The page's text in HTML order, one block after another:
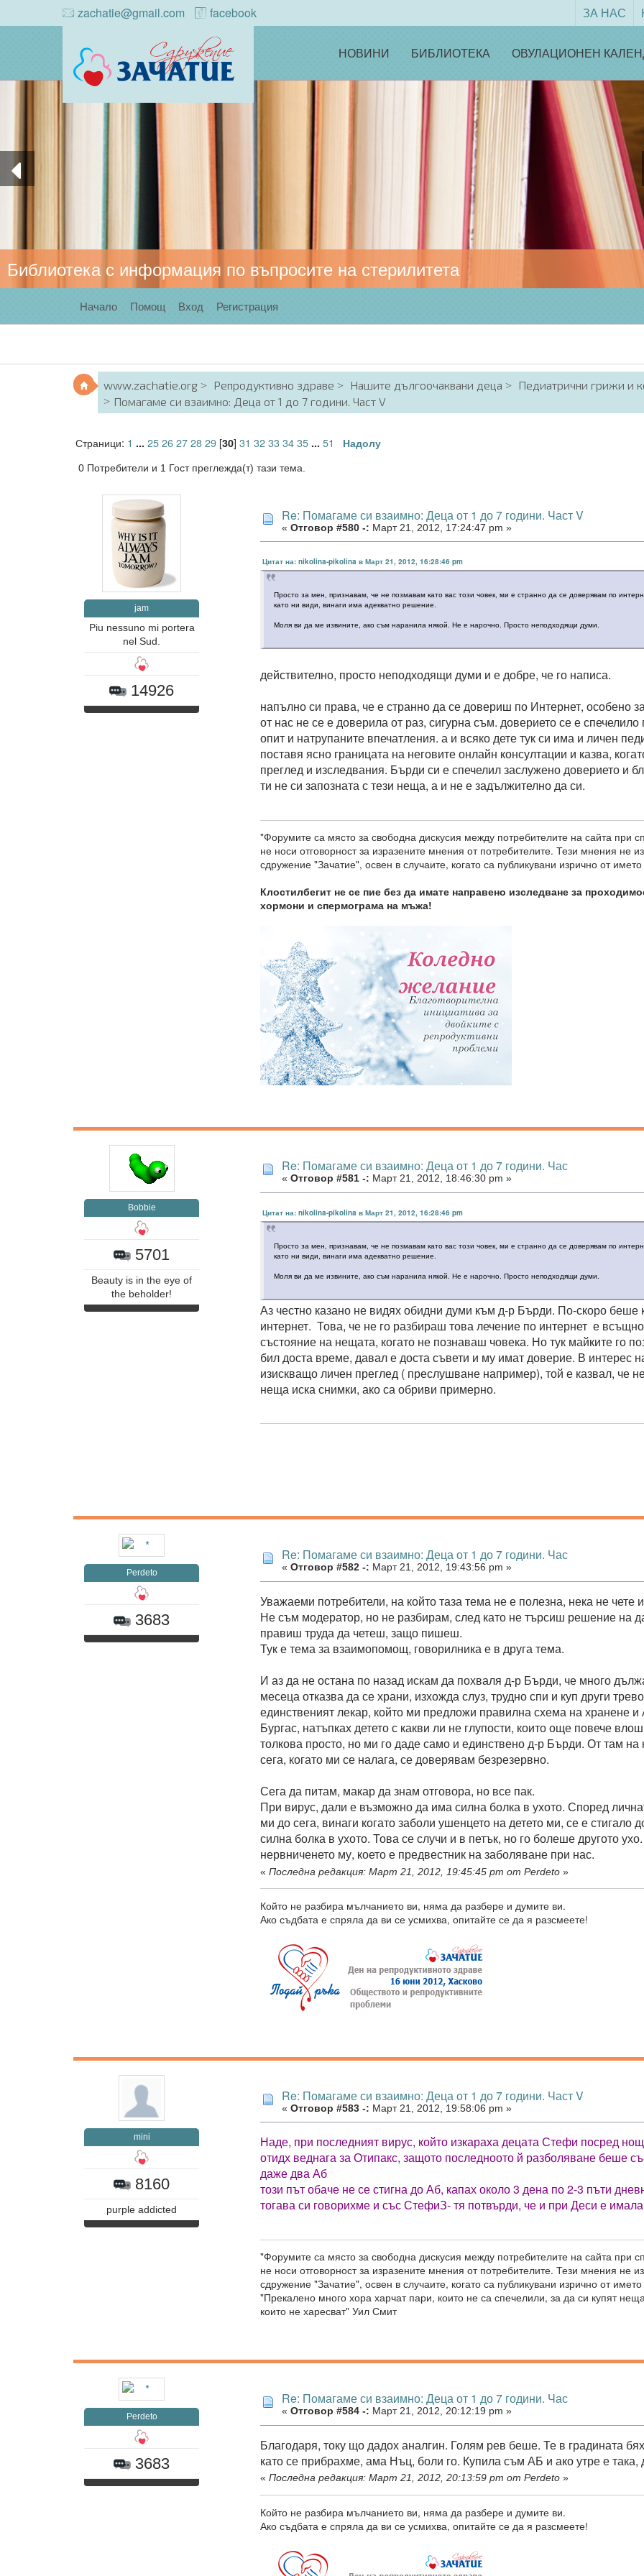
zachatie@gmail.com facebook ЗА НАС
НОВИНИ БИБЛИОТЕКА ОВУЛАЦИОНЕН
Библиотека с информация по въпросите на стерилитета
Начало Помощ Вход Регистрация
www.zachatie.org Репродуктивно здраве Нашите дългоочаквани деца Педиатрични грижи и
Помагаме си взаимно: Деца от 1 до 7 години. Част V
Страници: 1 ... 2526272829[30] 31 32333435 ... 51 Надолу
0 Потребители и 1 Гост преглежда(т) тази тема.
jam
Piu nessuno mi portera
nel Sud.
14926
Re: Помагаме си взаимно: Деца от 1 до 7 години. Част V
« Отговор #580 -: Март 21, 2012, 17:24:47 pm »
Цитат на: nikolina-pikolina в Март 21, 2012, 16:28:46 pm
Просто за мен, признавам, че не позмавам като вас този човек, ми е странно да се доверявам по
като ни види, винаги има адекватно решение.
Моля ви да ме извините, ако съм наранила някой. Не е нарочно. Просто неподходящи думи.
действително, просто неподходящи думи и е добре, че го написа.
напълно си права, че е странно да се довериш по Интернет, особено
от нас не се е доверила от раз, сигурна съм. доверието се е
опит и натрупаните впечатления. а и всяко дете тук си има и личен
поставя ясно границата на неговите онлайн консултации и казва,
преглед и изследвания. Бърди си е спечелил заслужено доверието и
ти не си запозната с тези неща, а и не е задължително да си.
"Форумите са място за свободна дискусия между потребителите на сайта при
не носи отговорност за изразените мнения от потребителите. Тези мнения не
сдружение "Зачатие", освен в случаите, когато са публикувани изрично от
Клостилбегит не се пие без да имате направено изследване за
хормони и спермограма на мъжа!
Bobbie
5701
Beauty is in the eye of
the beholder!
Re: Помагаме си взаимно: Деца от 1 до 7 години. Час
« Отговор #581 -: Март 21, 2012, 18:46:30 pm »
Цитат на: nikolina-pikolina в Март 21, 2012, 16:28:46 pm
Просто за мен, признавам, че не позмавам като вас този човек, ми е странно да се доверявам по
като ни види, винаги има адекватно решение.
Моля ви да ме извините, ако съм наранила някой. Не е нарочно. Просто неподходящи думи.
Аз честно казано не видях обидни думи към д-р Бърди. По-скоро беше
интернет. Това, че не го разбираш това лечение по интернет е
състояние на нещата, когато не познаваш човека. Но тук майките го
бил доста време, давал е доста съвети и му имат доверие. В интерес
изискващо личен преглед ( преслушване например), той е казвал, че
неща иска снимки, ако са обриви примерно.
Perdeto
3683
Re: Помагаме си взаимно: Деца от 1 до 7 години. Час
« Отговор #582 -: Март 21, 2012, 19:43:56 pm »
Уважаеми потребители, на който таза тема не е полезна, нека не чете
Не съм модератор, но не разбирам, след като не търсиш решение на
правиш труда да четеш, защо пишеш.
Тук е тема за взаимопомощ, говорилника е в друга тема.
И аз да не остана по назад искам да похваля д-р Бърди, че много
месеца отказва да се храни, изхожда слуз, трудно спи и куп други
единственият лекар, който ми предложи правилна схема на хранене
Бургас, натъпках детето с какви ли не глупости, които още повече
толкова просто, но ми го даде само и единствено д-р Бърди. От там на
сега, когато ми се налага, се доверявам безрезервно.
Сега да питам, макар да знам отговора, но все пак.
При вирус, дали е възможно да има силна болка в ухото. Според
ми до сега, винаги когато заболи ушенцето на детето ми, се е стигало
силна болка в ухото. Това се случи и в петък, но го болеше другото
нервниченето му, което е предвестник на заболяване при нас.
« Последна редакция: Март 21, 2012, 19:45:45 pm от Perdeto »
Който не разбира мълчанието ви, няма да разбере и думите ви.
Ако съдбата е спряла да ви се усмихва, опитайте се да я разсмеете!
mini
8160
purple addicted
Re: Помагаме си взаимно: Деца от 1 до 7 години. Част V
« Отговор #583 -: Март 21, 2012, 19:58:06 pm »
Наде, при последният вирус, който изкараха децата Стефи посред
отидх веднага за Отипакс, защото последноото й разболяване беше
даже два Аб
този път обаче не се стигна до Аб, капах около 3 дена по 2-3 пъти
тогава си говорихме и със СтефиЗ- тя потвърди, че и при Деси е
"Форумите са място за свободна дискусия между потребителите на сайта при
не носи отговорност за изразените мнения от потребителите. Тези мнения не
сдружение "Зачатие", освен в случаите, когато са публикувани изрично от
"Прекалено много хора харчат пари, които не са спечелили, за да си купят
които не харесват" Уил Смит
Perdeto
3683
Re: Помагаме си взаимно: Деца от 1 до 7 години. Час
« Отговор #584 -: Март 21, 2012, 20:12:19 pm »
Благодаря, току що дадох аналгин. Голям рев беше. Те в градината
като се прибрахме, ама Нъц, боли го. Купила съм АБ и ако утре е така,
« Последна редакция: Март 21, 2012, 20:13:59 pm от Perdeto »
Който не разбира мълчанието ви, няма да разбере и думите ви.
Ако съдбата е спряла да ви се усмихва, опитайте се да я разсмеете!